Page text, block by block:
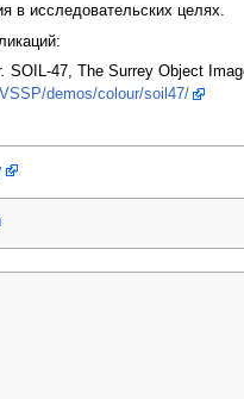
в исследовательских целях.
SOIL-47, The Surrey Object
demos/colour/soil47/